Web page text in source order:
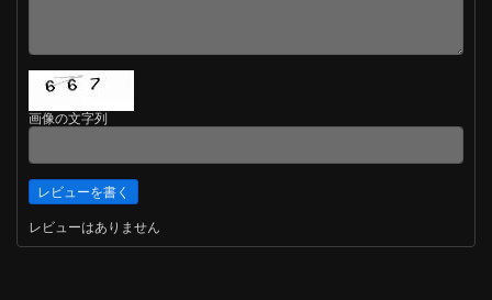
画像の文字列
レビューはありません